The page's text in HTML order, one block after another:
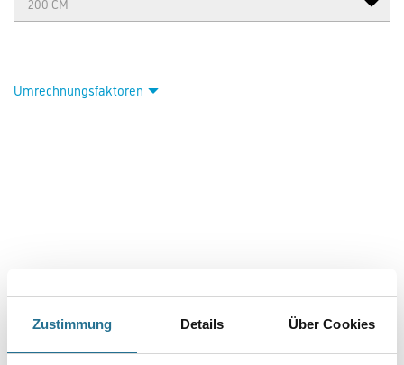
Zustimmung Details Über Cookies
Umrechnungsfaktoren
VIELLEICHT GEFÄLLT IHNEN AUCH...